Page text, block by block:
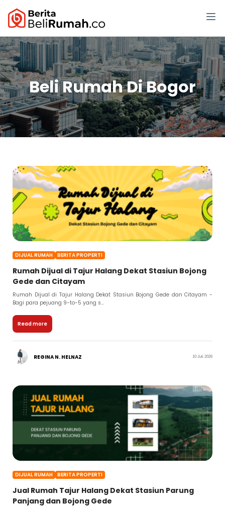
Beli Rumah Di Bogor
DIJUAL RUMAH BERITA PROPERTI
Rumah Dijual di Tajur Halang Dekat Stasiun Bojong
Gede dan Citayam
Rumah Dijual di Tajur Halang Dekat Stasiun Bojong Gede dan Citayam -
Bagi para pejuang 9-to-5 yang s...
Read more
REGINA N. HELNAZ 10 Juli 2026
DIJUAL RUMAH BERITA PROPERTI
Jual Rumah Tajur Halang Dekat Stasiun Parung
Panjang dan Bojong Gede